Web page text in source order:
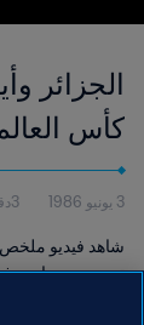
ملخص
3 يونيو 1986 3دقيقة
شاهد فيديو ملخص
تريس دي مارزو في